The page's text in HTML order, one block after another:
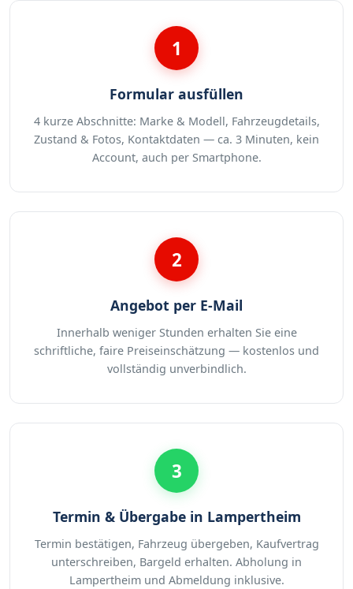
1
Formular ausfüllen
4 kurze Abschnitte: Marke & Modell, Fahrzeugdetails,
Zustand & Fotos, Kontaktdaten — ca. 3 Minuten, kein
Account, auch per Smartphone.
2
Angebot per E-Mail
Innerhalb weniger Stunden erhalten Sie eine
schriftliche, faire Preiseinschätzung — kostenlos und
vollständig unverbindlich.
3
Termin & Übergabe in Lampertheim
Termin bestätigen, Fahrzeug übergeben, Kaufvertrag
unterschreiben, Bargeld erhalten. Abholung in
Lampertheim und Abmeldung inklusive.